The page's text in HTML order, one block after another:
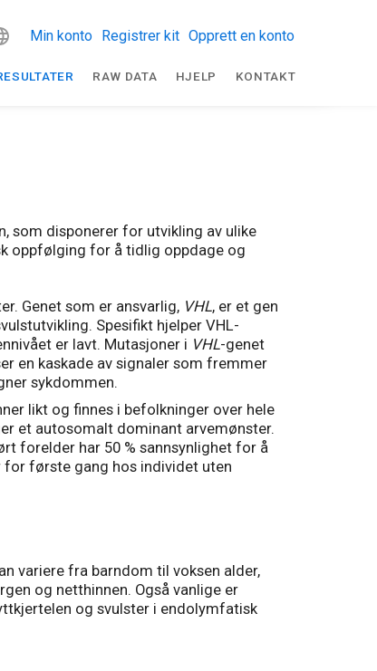
Min konto Registrer kit Opprett en konto
RAW DATA HJELP KONTAKT
som disponerer for utvikling av ulike
oppfølging for å tidlig oppdage og
Genet som er ansvarlig, VHL, er et gen
Spesifikt hjelper VHL-
er lavt. Mutasjoner i VHL-genet
en kaskade av signaler som fremmer
sykdommen.
likt og finnes i befolkninger over hele
et autosomalt dominant arvemønster.
forelder har 50 % sannsynlighet for å
for første gang hos individet uten
variere fra barndom til voksen alder,
og netthinnen. Også vanlige er
og svulster i endolymfatisk